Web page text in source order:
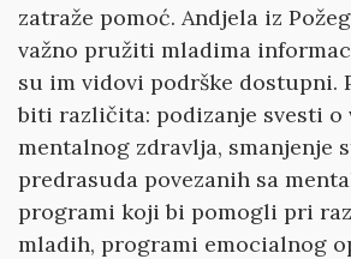
zatraže pomoć. Andjela iz
važno pružiti mladima
su im vidovi podrške dostupni.
biti različita: podizanje svesti o
mentalnog zdravlja, smanjenje
predrasuda povezanih sa
programi koji bi pomogli pri
mladih, programi emocialnog